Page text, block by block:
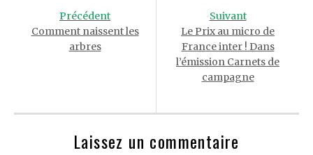
navigationPrécédent
Comment naissent les
arbres
Suivant
Le Prix au micro de
France inter ! Dans
l’émission Carnets de
campagne
Laissez un commentaire